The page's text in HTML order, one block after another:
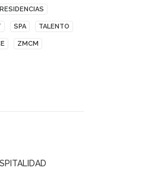
RESIDENCIAS
SPA TALENTO
ZMCM